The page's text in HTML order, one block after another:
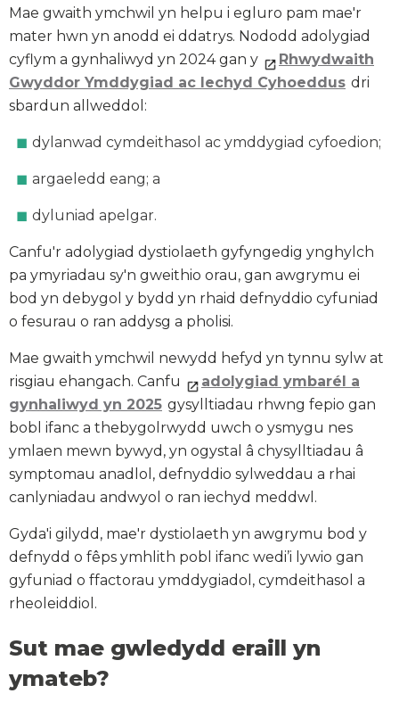
Mae gwaith ymchwil yn helpu i egluro pam mae'r
mater hwn yn anodd ei ddatrys. Nododd adolygiad
cyflym a gynhaliwyd yn 2024 gan y
Rhwydwaith
Gwyddor Ymddygiad ac Iechyd Cyhoeddus dri
sbardun allweddol:
dylanwad cymdeithasol ac ymddygiad cyfoedion;
argaeledd eang; a
dyluniad apelgar.
Canfu'r adolygiad dystiolaeth gyfyngedig ynghylch
pa ymyriadau sy'n gweithio orau, gan awgrymu ei
bod yn debygol y bydd yn rhaid defnyddio cyfuniad
o fesurau o ran addysg a pholisi.
Mae gwaith ymchwil newydd hefyd yn tynnu sylw at
risgiau ehangach. Canfu
adolygiad ymbarél a
gynhaliwyd yn 2025 gysylltiadau rhwng fepio gan
bobl ifanc a thebygolrwydd uwch o ysmygu nes
ymlaen mewn bywyd, yn ogystal â chysylltiadau â
symptomau anadlol, defnyddio sylweddau a rhai
canlyniadau andwyol o ran iechyd meddwl.
Gyda'i gilydd, mae'r dystiolaeth yn awgrymu bod y
defnydd o fêps ymhlith pobl ifanc wedi’i lywio gan
gyfuniad o ffactorau ymddygiadol, cymdeithasol a
rheoleiddiol.
Sut mae gwledydd eraill yn
ymateb?